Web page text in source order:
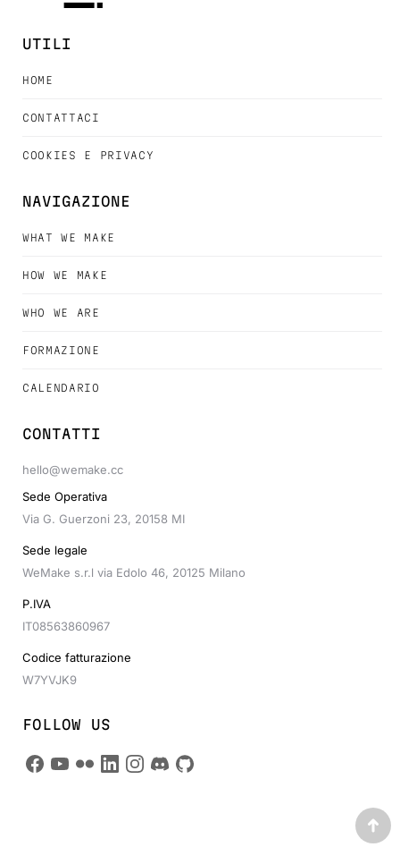
UTILI
HOME
CONTATTACI
COOKIES E PRIVACY
NAVIGAZIONE
WHAT WE MAKE
HOW WE MAKE
WHO WE ARE
FORMAZIONE
CALENDARIO
CONTATTI
hello@wemake.cc
Sede Operativa
Via G. Guerzoni 23, 20158 MI
Sede legale
WeMake s.r.l via Edolo 46, 20125 Milano
P.IVA
IT08563860967
Codice fatturazione
W7YVJK9
FOLLOW US
Go